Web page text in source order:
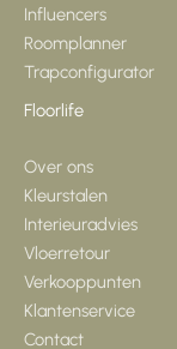
Influencers
Roomplanner
Trapconfigurator
Floorlife
Over ons
Kleurstalen
Interieuradvies
Vloerretour
Verkooppunten
Klantenservice
Contact